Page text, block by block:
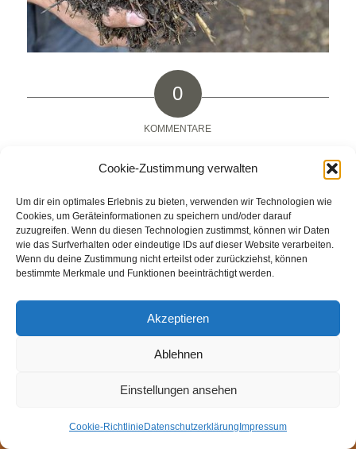
Cookie-Zustimmung verwalten
Um dir ein optimales Erlebnis zu bieten, verwenden wir Technologien wie
Cookies, um Geräteinformationen zu speichern und/oder darauf
zuzugreifen. Wenn du diesen Technologien zustimmst, können wir Daten
wie das Surfverhalten oder eindeutige IDs auf dieser Website verarbeiten.
Wenn du deine Zustimmung nicht erteilst oder zurückziehst, können
bestimmte Merkmale und Funktionen beeinträchtigt werden.
Akzeptieren
Ablehnen
Einstellungen ansehen
Cookie-Richtlinie Datenschutzerklärung Impressum
0
KOMMENTARE
Hinterlasse einen Kommentar
Hinterlasse uns deinen Kommentar!
Du musstangemeldet sein, um einen Kommentar
abzugeben.
KONTAKT Impressum Datenschutz